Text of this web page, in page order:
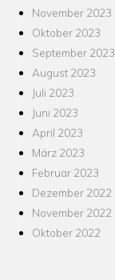
November 2023
Oktober 2023
September 2023
August 2023
Juli 2023
Juni 2023
April 2023
März 2023
Februar 2023
Dezember 2022
November 2022
Oktober 2022